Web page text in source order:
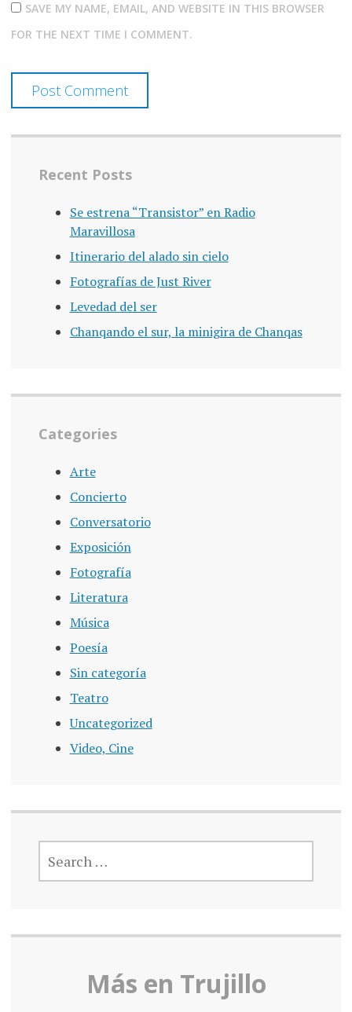
SAVE MY NAME, EMAIL, AND WEBSITE IN THIS BROWSER
FOR THE NEXT TIME I COMMENT.
Recent Posts
Se estrena “Transistor” en Radio
Maravillosa
Itinerario del alado sin cielo
Fotografías de Just River
Levedad del ser
Chanqando el sur, la minigira de Chanqas
Categories
Arte
Concierto
Conversatorio
Exposición
Fotografía
Literatura
Música
Poesía
Sin categoría
Teatro
Uncategorized
Video, Cine
FOR:
Más en Trujillo